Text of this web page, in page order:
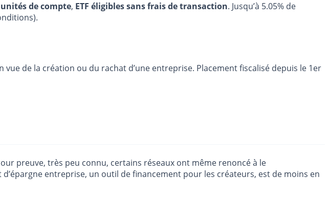
de compte, ETF éligibles sans frais de transaction. Jusqu’à 5.05% de
de la création ou du rachat d’une entreprise. Placement fiscalisé depuis le 1er
preuve, très peu connu, certains réseaux ont même renoncé à le
entreprise, un outil de financement pour les créateurs, est de moins en